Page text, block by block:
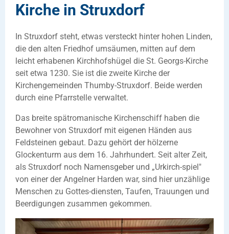
Kirche in Struxdorf
In Struxdorf steht, etwas versteckt hinter hohen Linden,
die den alten Friedhof umsäumen, mitten auf dem
leicht erhabenen Kirchhofshügel die St. Georgs-Kirche
seit etwa 1230. Sie ist die zweite Kirche der
Kirchengemeinden Thumby-Struxdorf. Beide werden
durch eine Pfarrstelle verwaltet.
Das breite spätromanische Kirchenschiff haben die
Bewohner von Struxdorf mit eigenen Händen aus
Feldsteinen gebaut. Dazu gehört der hölzerne
Glockenturm aus dem 16. Jahrhundert. Seit alter Zeit,
als Struxdorf noch Namensgeber und „Urkirch-spiel"
von einer der Angelner Harden war, sind hier unzählige
Menschen zu Gottes-diensten, Taufen, Trauungen und
Beerdigungen zusammen gekommen.